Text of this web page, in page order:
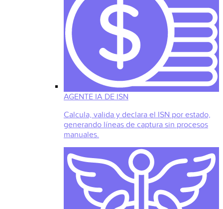
AGENTE IA DE ISN
Calcula, valida y declara el ISN por estado,
generando líneas de captura sin procesos
manuales.